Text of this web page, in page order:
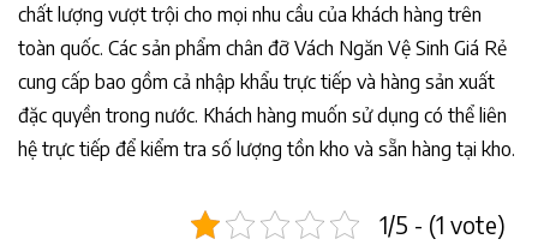
chất lượng vượt trội cho mọi nhu cầu của khách hàng trên
toàn quốc. Các sản phẩm chân đỡ Vách Ngăn Vệ Sinh Giá Rẻ
cung cấp bao gồm cả nhập khẩu trực tiếp và hàng sản xuất
đặc quyền trong nước. Khách hàng muốn sử dụng có thể liên
hệ trực tiếp để kiểm tra số lượng tồn kho và sẵn hàng tại kho.
1/5 - (1 vote)